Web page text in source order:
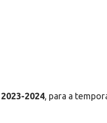
2024, para a